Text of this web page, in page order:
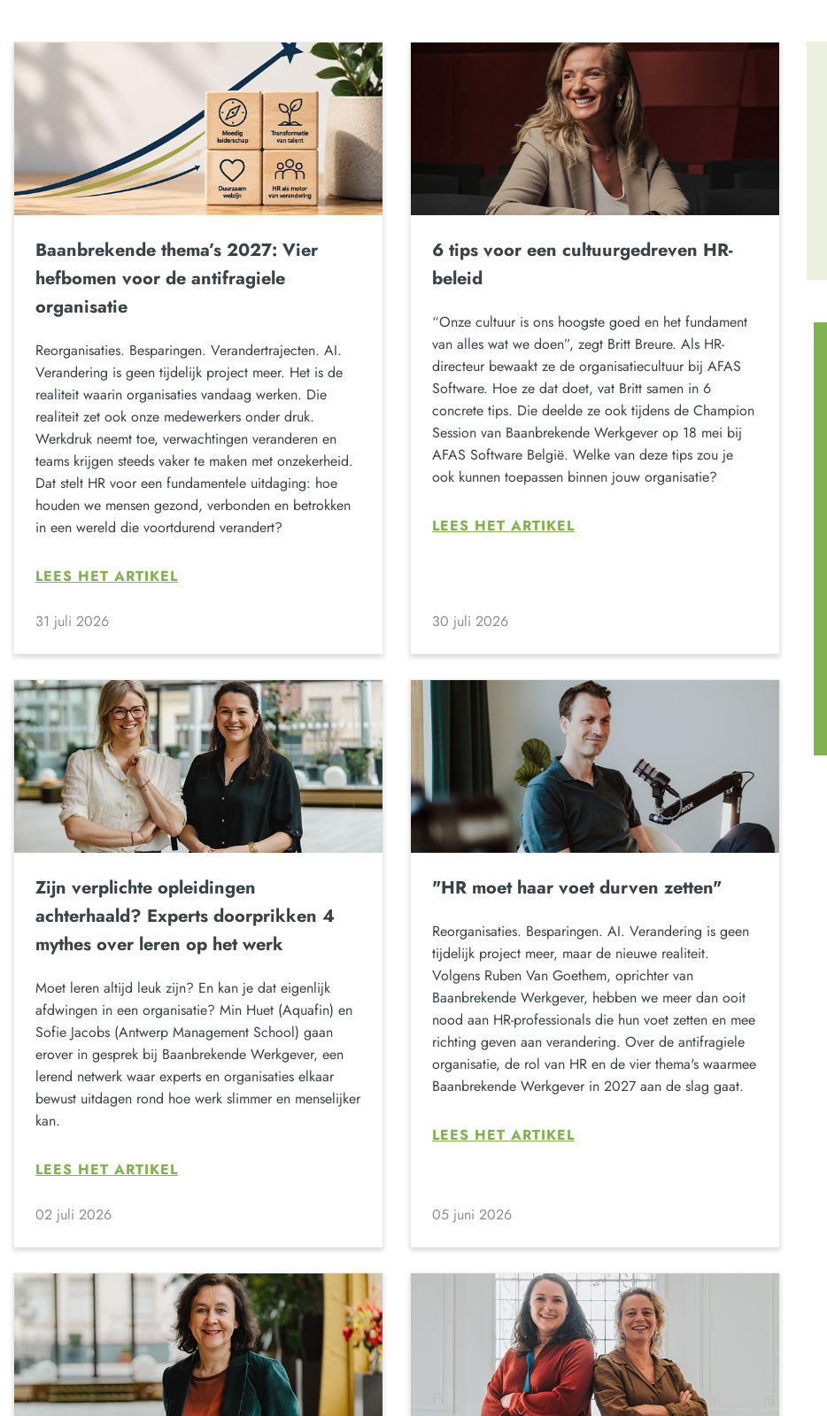
Baanbrekende thema’s 2027: Vier
hefbomen voor de antifragiele
organisatie
Reorganisaties. Besparingen. Verandertrajecten. AI.
Verandering is geen tijdelijk project meer. Het is de
realiteit waarin organisaties vandaag werken. Die
realiteit zet ook onze medewerkers onder druk.
Werkdruk neemt toe, verwachtingen veranderen en
teams krijgen steeds vaker te maken met onzekerheid.
Dat stelt HR voor een fundamentele uitdaging: hoe
houden we mensen gezond, verbonden en betrokken
in een wereld die voortdurend verandert?
LEES HET ARTIKEL
31 juli 2026
6 tips voor een cultuurgedreven HR-
beleid
“Onze cultuur is ons hoogste goed en het fundament
van alles wat we doen”, zegt Britt Breure. Als HR-
directeur bewaakt ze de organisatiecultuur bij AFAS
Software. Hoe ze dat doet, vat Britt samen in 6
concrete tips. Die deelde ze ook tijdens de Champion
Session van Baanbrekende Werkgever op 18 mei bij
AFAS Software België. Welke van deze tips zou je
ook kunnen toepassen binnen jouw organisatie?
LEES HET ARTIKEL
30 juli 2026
Zijn verplichte opleidingen
achterhaald? Experts doorprikken 4
mythes over leren op het werk
Moet leren altijd leuk zijn? En kan je dat eigenlijk
afdwingen in een organisatie? Min Huet (Aquafin) en
Sofie Jacobs (Antwerp Management School) gaan
erover in gesprek bij Baanbrekende Werkgever, een
lerend netwerk waar experts en organisaties elkaar
bewust uitdagen rond hoe werk slimmer en menselijker
kan.
LEES HET ARTIKEL
02 juli 2026
"HR moet haar voet durven zetten"
Reorganisaties. Besparingen. AI. Verandering is geen
tijdelijk project meer, maar de nieuwe realiteit.
Volgens Ruben Van Goethem, oprichter van
Baanbrekende Werkgever, hebben we meer dan ooit
nood aan HR-professionals die hun voet zetten en mee
richting geven aan verandering. Over de antifragiele
organisatie, de rol van HR en de vier thema's waarmee
Baanbrekende Werkgever in 2027 aan de slag gaat.
LEES HET ARTIKEL
05 juni 2026